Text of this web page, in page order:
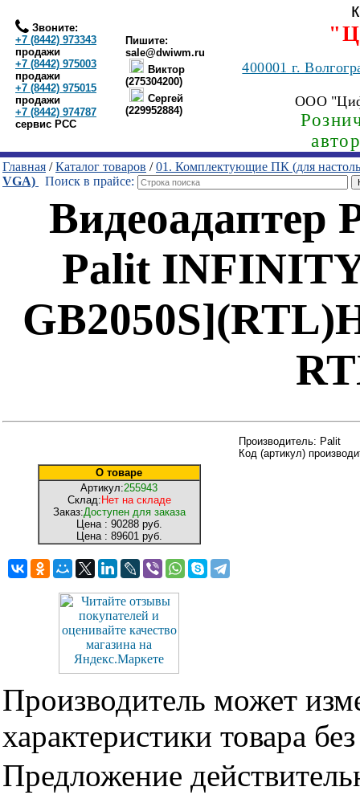
Звоните:
+7 (8442) 973343
продажи
+7 (8442) 975003
продажи
+7 (8442) 975015
продажи
+7 (8442) 974787
сервис РСС
Пишите:
sale@dwiwm.ru
Виктор
(275304200)
Сергей
(229952884)
400001г.
ООО
Главная /Каталог товаров /01. Комплектующие ПК (для
VGA)
Поиск в прайсе:
Видеоадаптер
Palit
О товаре
Артикул:255943
Склад: Нет на складе
Заказ:Доступен для заказа
Цена : 90288 руб.
Цена : 89601 руб.
Производитель: Palit
Код (артикул)
Производитель может
характеристики товара
Предложение